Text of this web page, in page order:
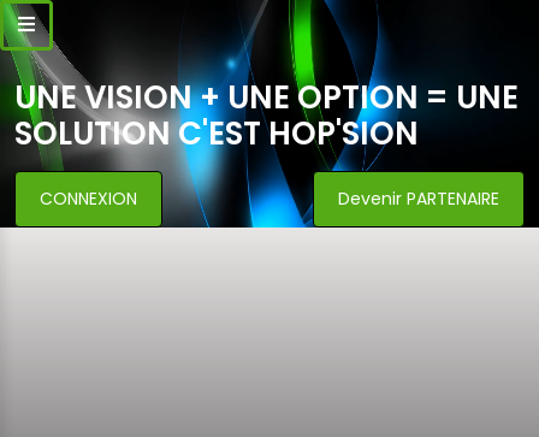
UNE VISION + UNE OPTION = UNE
SOLUTION C'EST HOP'SION
CONNEXION Devenir PARTENAIRE